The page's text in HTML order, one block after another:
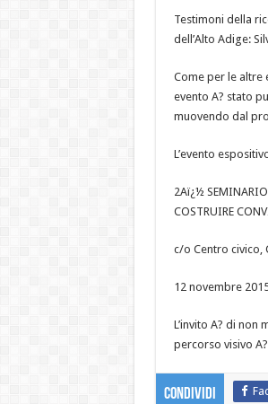
Testimoni della
dell’Alto Adige:
Come per le altre
evento A? stato
muovendo dal
L’evento
2Aï¿½ SEMINARIO
COSTRUIRE
c/o Centro civico,
12 novembre
L’invito A? di
percorso visivo
Condividi